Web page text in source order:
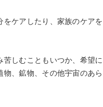
をケアしたり、家族のケアを
しむこともいつか、希望に
、鉱物、その他宇宙のあら